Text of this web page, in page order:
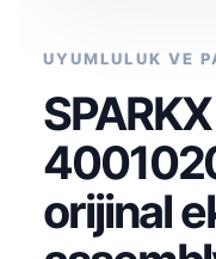
UYUMLULUK VE
orijinal